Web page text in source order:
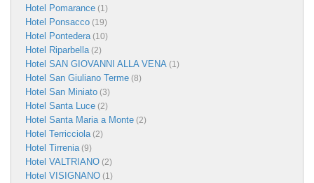
Hotel Pomarance (1)
Hotel Ponsacco (19)
Hotel Pontedera(10)
Hotel Riparbella(2)
Hotel SAN GIOVANNI ALLA VENA (1)
Hotel San Giuliano Terme (8)
Hotel San Miniato (3)
Hotel Santa Luce (2)
Hotel Santa Maria a Monte (2)
Hotel Terricciola(2)
Hotel Tirrenia(9)
Hotel VALTRIANO (2)
Hotel VISIGNANO (1)